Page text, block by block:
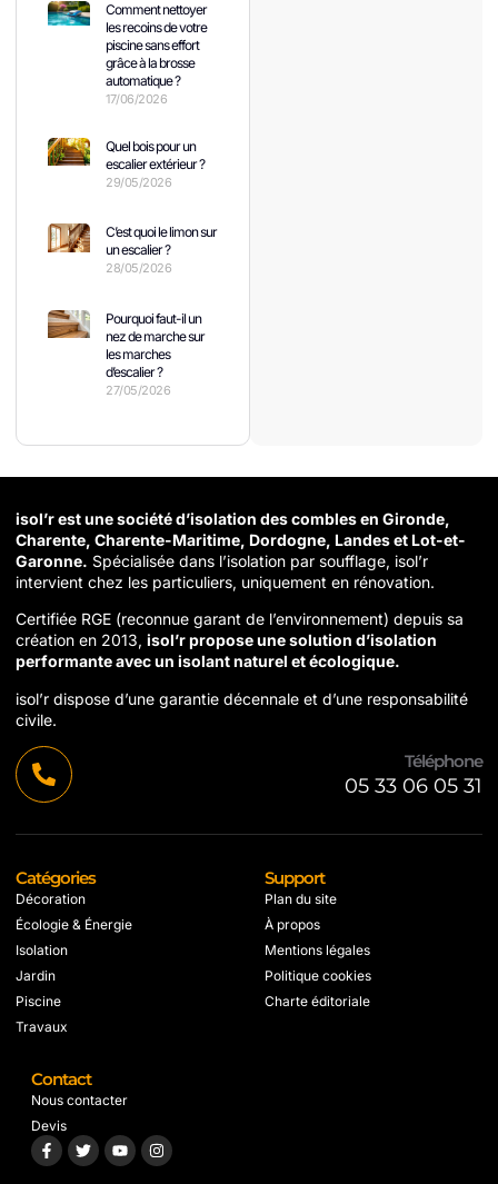
Comment nettoyer
les recoins de votre
piscine sans effort
grâce à la brosse
automatique ?
17/06/2026
Quel bois pour un
escalier extérieur ?
29/05/2026
C’est quoi le limon sur
un escalier ?
28/05/2026
Pourquoi faut-il un
nez de marche sur
les marches
d’escalier ?
27/05/2026
isol’r est une société d’isolation des combles en Gironde,
Charente, Charente-Maritime, Dordogne, Landes et Lot-et-
Garonne. Spécialisée dans l’isolation par soufflage, isol’r
intervient chez les particuliers, uniquement en rénovation.
Certifiée RGE (reconnue garant de l’environnement) depuis sa
création en 2013, isol’r propose une solution d’isolation
performante avec un isolant naturel et écologique.
isol’r dispose d’une garantie décennale et d’une responsabilité
civile.
Téléphone
05 33 06 05 31
Catégories
Décoration
Écologie & Énergie
Isolation
Jardin
Piscine
Travaux
Support
Plan du site
À propos
Mentions légales
Politique cookies
Charte éditoriale
Contact
Nous contacter
Devis